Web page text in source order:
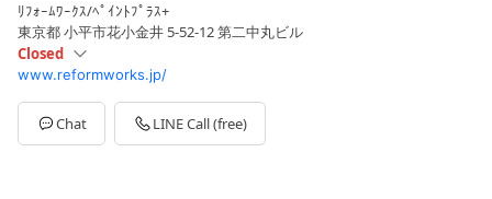
ﾘﾌｫｰﾑﾜｰｸｽ/ﾍﾟｲﾝﾄﾌﾟﾗｽ+
東京都 小平市花小金井 5-52-12 第二中丸ビル
Closed
SunClosed
Mon09:00 - 18:00
Tue09:00 - 18:00
Wed09:00 - 18:00
www.reformworks.jp/
Chat LINE Call (free)